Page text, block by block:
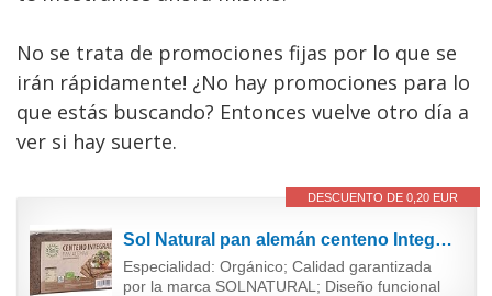
No se trata de promociones fijas por lo que se
irán rápidamente! ¿No hay promociones para lo
que estás buscando? Entonces vuelve otro día a
ver si hay suerte.
DESCUENTO DE 0,20 EUR
Sol Natural pan alemán centeno Integral 500 GR
Especialidad: Orgánico; Calidad garantizada
por la marca SOLNATURAL; Diseño funcional